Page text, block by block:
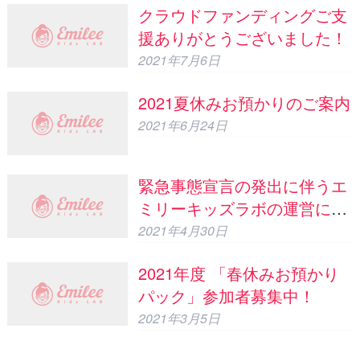
クラウドファンディングご支
援ありがとうございました！
2021年7月6日
2021夏休みお預かりのご案内
2021年6月24日
緊急事態宣言の発出に伴うエ
ミリーキッズラボの運営につ
いて
2021年4月30日
2021年度 「春休みお預かり
パック」参加者募集中！
2021年3月5日